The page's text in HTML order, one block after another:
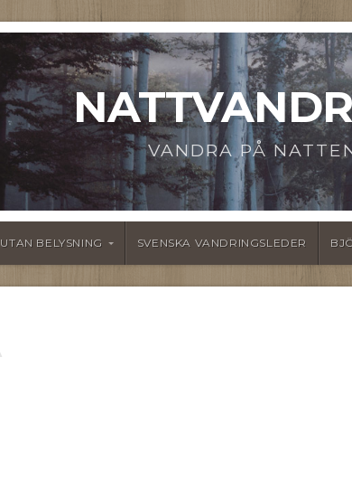
VANDRA PÅ
UTAN BELYSNING SVENSKA VANDRINGSLEDER